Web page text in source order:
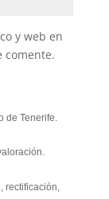
y web en
comente.
de Tenerife.
rectificación,